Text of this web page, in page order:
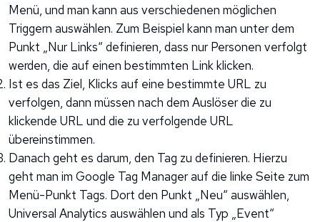
Menü, und man kann aus verschiedenen möglichen
Triggern auswählen. Zum Beispiel kann man unter dem
Punkt „Nur Links“ definieren, dass nur Personen verfolgt
werden, die auf einen bestimmten Link klicken.
Ist es das Ziel, Klicks auf eine bestimmte URL zu
verfolgen, dann müssen nach dem Auslöser die zu
klickende URL und die zu verfolgende URL
übereinstimmen.
Danach geht es darum, den Tag zu definieren. Hierzu
geht man im Google Tag Manager auf die linke Seite zum
Menü-Punkt Tags. Dort den Punkt „Neu“ auswählen,
Universal Analytics auswählen und als Typ „Event“